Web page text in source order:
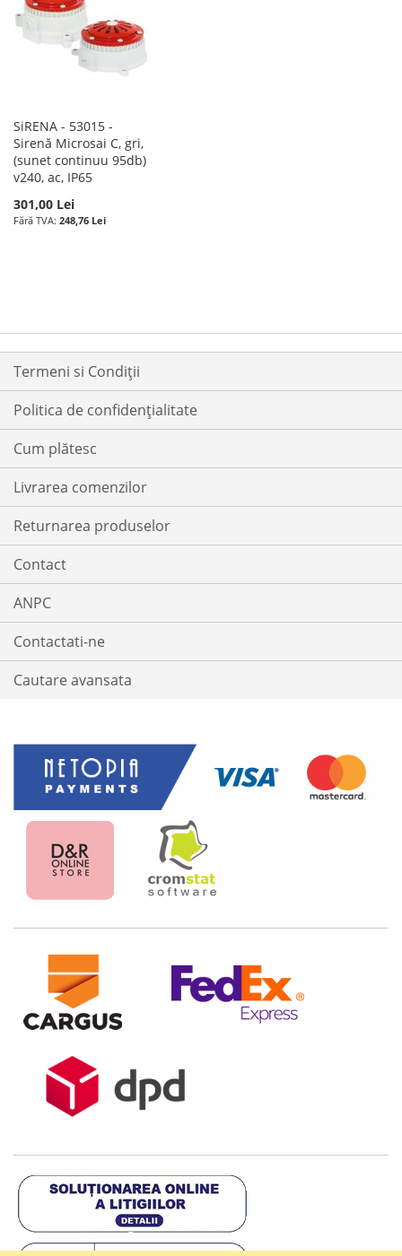
SiRENA - 53015 -
Sirenă Microsai C, gri,
(sunet continuu 95db)
v240, ac, IP65
301,00 Lei
248,76 Lei
Termeni si Condiții
Politica de confidențialitate
Cum plătesc
Livrarea comenzilor
Returnarea produselor
Contact
ANPC
Contactati-ne
Cautare avansata